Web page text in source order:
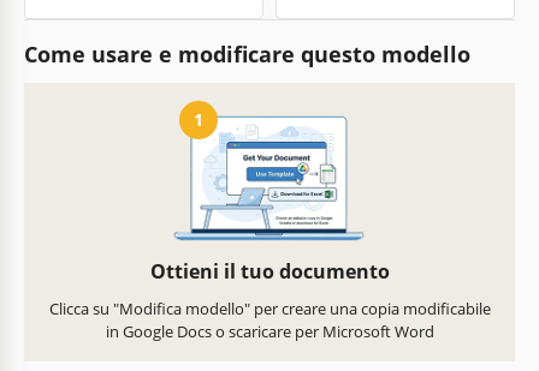
Come usare e modificare questo modello
1
Ottieni il tuo documento
Clicca su "Modifica modello" per creare una copia modificabile
in Google Docs o scaricare per Microsoft Word